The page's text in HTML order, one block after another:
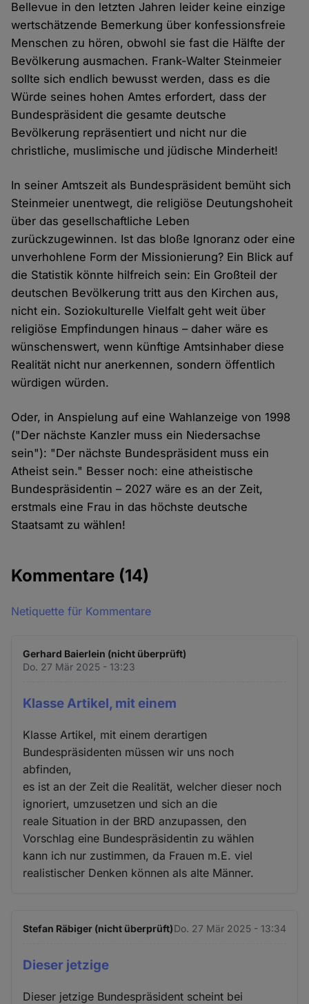
Bellevue in den letzten Jahren leider keine einzige
wertschätzende Bemerkung über konfessionsfreie
Menschen zu hören, obwohl sie fast die Hälfte der
Bevölkerung ausmachen. Frank-Walter Steinmeier
sollte sich endlich bewusst werden, dass es die
Würde seines hohen Amtes erfordert, dass der
Bundespräsident die gesamte deutsche
Bevölkerung repräsentiert und nicht nur die
christliche, muslimische und jüdische Minderheit!
In seiner Amtszeit als Bundespräsident bemüht sich
Steinmeier unentwegt, die religiöse Deutungshoheit
über das gesellschaftliche Leben
zurückzugewinnen. Ist das bloße Ignoranz oder eine
unverhohlene Form der Missionierung? Ein Blick auf
die Statistik könnte hilfreich sein: Ein Großteil der
deutschen Bevölkerung tritt aus den Kirchen aus,
nicht ein. Soziokulturelle Vielfalt geht weit über
religiöse Empfindungen hinaus – daher wäre es
wünschenswert, wenn künftige Amtsinhaber diese
Realität nicht nur anerkennen, sondern öffentlich
würdigen würden.
Oder, in Anspielung auf eine Wahlanzeige von 1998
("Der nächste Kanzler muss ein Niedersachse
sein"): "Der nächste Bundespräsident muss ein
Atheist sein." Besser noch: eine atheistische
Bundespräsidentin – 2027 wäre es an der Zeit,
erstmals eine Frau in das höchste deutsche
Staatsamt zu wählen!
Kommentare (14)
Netiquette für Kommentare
Gerhard Baierlein (nicht überprüft)
Do. 27 Mär 2025 - 13:23
Klasse Artikel, mit einem
Klasse Artikel, mit einem derartigen
Bundespräsidenten müssen wir uns noch
abfinden,
es ist an der Zeit die Realität, welcher dieser noch
ignoriert, umzusetzen und sich an die
reale Situation in der BRD anzupassen, den
Vorschlag eine Bundespräsidentin zu wählen
kann ich nur zustimmen, da Frauen m.E. viel
realistischer Denken können als alte Männer.
Stefan Räbiger (nicht überprüft)Do. 27 Mär 2025 - 13:34
Dieser jetzige
Dieser jetzige Bundespräsident scheint bei